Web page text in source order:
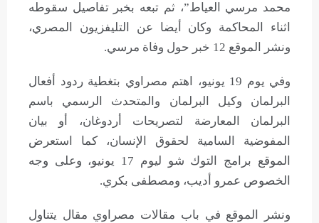
محمد مرسي العياط”، ثم تبعه بخبر تفاصيل سقوطه
اثناء المحاكمة وكان أيضا عن التليفزيون المصري،
ونشر الموقع 12 خبر حول وفاة مرسي.
وفي يوم 19 يونيو، اهتم مصراوي بتغطية ردود أفعال
البرلمان وكيل البرلمان والمتحدث الرسمي باسم
البرلمان المعارضة لتصريحات أردوغان، أو بيان
المفوضية السامية لحقوق الإنسان، كما استعرض
الموقع برامج التوك شو ليوم 17 يونيو، وعلى وجه
الخصوص عمرو أديب، ومصطفى بكري.
ونشر الموقع في باب مقالات مصراوي مقال يتناول